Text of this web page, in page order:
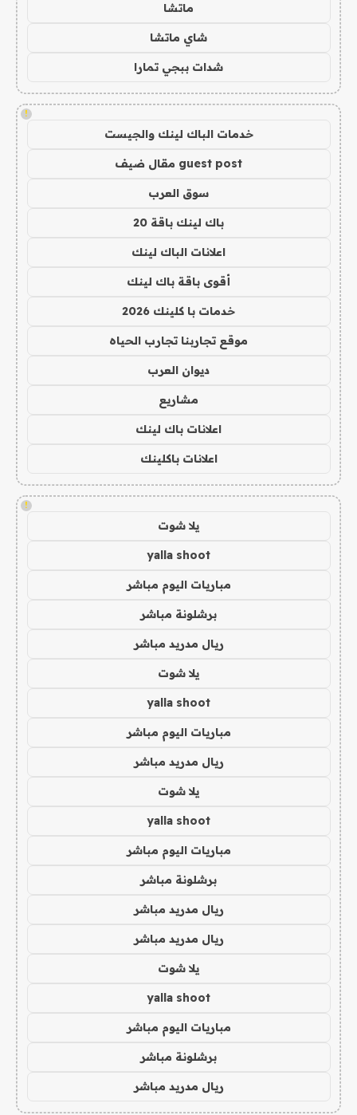
ماتشا
شاي ماتشا
شدات ببجي تمارا
!
خدمات الباك لينك والجيست
guest post مقال ضيف
سوق العرب
باك لينك باقة 20
اعلانات الباك لينك
أقوى باقة باك لينك
خدمات با كلينك 2026
موقع تجاربنا تجارب الحياه
ديوان العرب
مشاريع
اعلانات باك لينك
اعلانات باكلينك
!
يلا شوت
yalla shoot
مباريات اليوم مباشر
برشلونة مباشر
ريال مدريد مباشر
يلا شوت
yalla shoot
مباريات اليوم مباشر
ريال مدريد مباشر
يلا شوت
yalla shoot
مباريات اليوم مباشر
برشلونة مباشر
ريال مدريد مباشر
ريال مدريد مباشر
يلا شوت
yalla shoot
مباريات اليوم مباشر
برشلونة مباشر
ريال مدريد مباشر